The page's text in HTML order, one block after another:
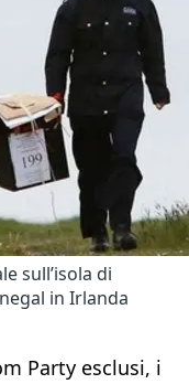
sull’isola di
in Irlanda
Party esclusi, i